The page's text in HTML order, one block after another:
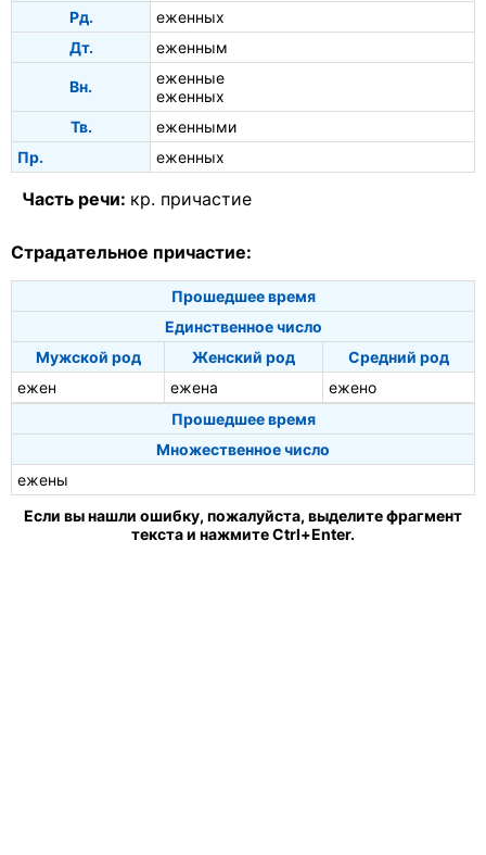
Рд.
еженных
Дт.
еженным
Вн.
еженные
еженных
Тв.
еженными
Пр.
еженных
Часть речи: кр. причастие
Страдательное причастие:
Прошедшее время
Единственное число
Мужской род
Женский род
Средний род
ежен
ежена
ежено
Прошедшее время
Множественное число
ежены
Если вы нашли ошибку, пожалуйста, выделите фрагмент
текста и нажмите Ctrl+Enter.